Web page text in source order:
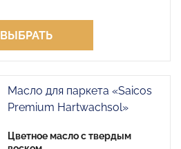
ВЫБРАТЬ
Масло для паркета «Saicos
Premium Hartwachsol»
Цветное масло с твердым